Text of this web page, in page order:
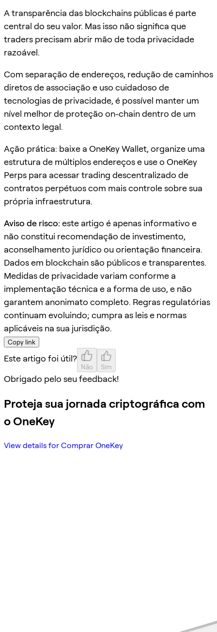
A transparência das blockchains públicas é parte
central do seu valor. Mas isso não significa que
traders precisam abrir mão de toda privacidade
razoável.
Com separação de endereços, redução de caminhos
diretos de associação e uso cuidadoso de
tecnologias de privacidade, é possível manter um
nível melhor de proteção on-chain dentro de um
contexto legal.
Ação prática: baixe a OneKey Wallet, organize uma
estrutura de múltiplos endereços e use o OneKey
Perps para acessar trading descentralizado de
contratos perpétuos com mais controle sobre sua
própria infraestrutura.
Aviso de risco: este artigo é apenas informativo e
não constitui recomendação de investimento,
aconselhamento jurídico ou orientação financeira.
Dados em blockchain são públicos e transparentes.
Medidas de privacidade variam conforme a
implementação técnica e a forma de uso, e não
garantem anonimato completo. Regras regulatórias
continuam evoluindo; cumpra as leis e normas
aplicáveis na sua jurisdição.
Copy link
Este artigo foi útil?
Não Sim
Obrigado pelo seu feedback!
Proteja sua jornada criptográfica com
o OneKey
View details for Comprar OneKey